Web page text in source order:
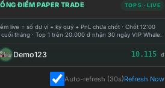
ĐIỂM PAPER TRADE TOP 5 · LIVE
live = số dư ví + ký quỹ + PnL chưa chốt · Chốt 12:00
tháng · Top 1 trên 20.000 đ nhận 30 ngày VIP Whale.
Demo123 10.115 đ
Auto-refresh (30s)Refresh Now